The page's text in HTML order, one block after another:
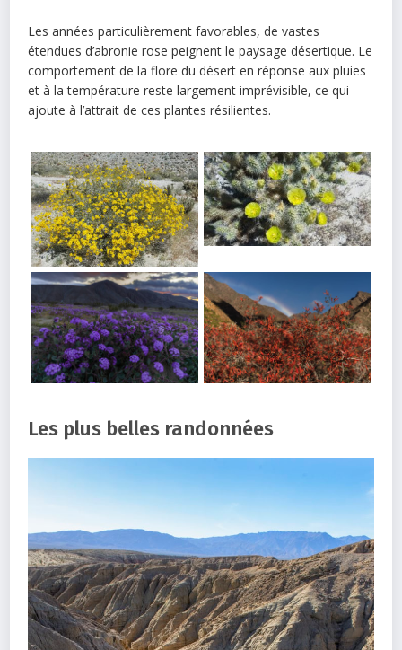
Les années particulièrement favorables, de vastes
étendues d’abronie rose peignent le paysage désertique. Le
comportement de la flore du désert en réponse aux pluies
et à la température reste largement imprévisible, ce qui
ajoute à l’attrait de ces plantes résilientes.
Les plus belles randonnées